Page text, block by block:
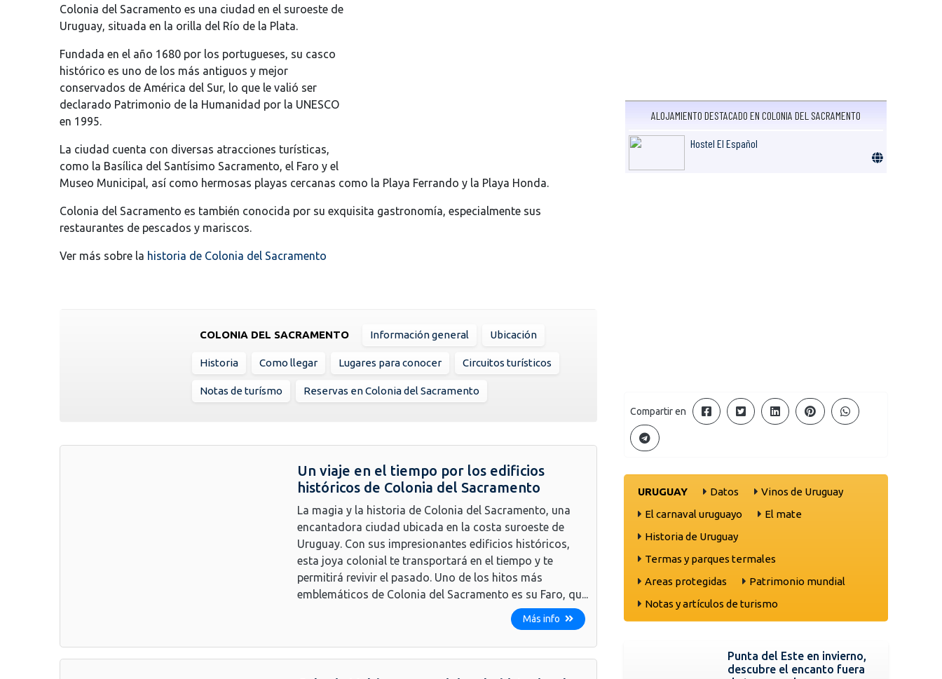
Colonia del Sacramento es una ciudad en el suroeste de
Uruguay, situada en la orilla del Río de la Plata.
Fundada en el año 1680 por los portugueses, su casco
histórico es uno de los más antiguos y mejor
conservados de América del Sur, lo que le valió ser
declarado Patrimonio de la Humanidad por la UNESCO
en 1995.
La ciudad cuenta con diversas atracciones turísticas,
como la Basílica del Santísimo Sacramento, el Faro y el
Museo Municipal, así como hermosas playas cercanas como la Playa Ferrando y la Playa Honda.
Colonia del Sacramento es también conocida por su exquisita gastronomía, especialmente sus
restaurantes de pescados y mariscos.
Ver más sobre la historia de Colonia del Sacramento
COLONIA DEL SACRAMENTO Información general Ubicación
Historia Como llegar Lugares para conocer Circuitos turísticos
Notas de turísmo Reservas en Colonia del Sacramento
Un viaje en el tiempo por los edificios
históricos de Colonia del Sacramento
La magia y la historia de Colonia del Sacramento, una
encantadora ciudad ubicada en la costa suroeste de
Uruguay. Con sus impresionantes edificios históricos,
esta joya colonial te transportará en el tiempo y te
permitirá revivir el pasado. Uno de los hitos más
emblemáticos de Colonia del Sacramento es su Faro, qu...
Más info
ALOJAMIENTO DESTACADO EN COLONIA DEL SACRAMENTO
Hostel El Español
Compartir en
URUGUAY Datos
Vinos de Uruguay
El carnaval uruguayo
El mate
Historia de Uruguay
Termas y parques termales
Areas protegidas
Patrimonio mundial
Notas y artículos de turismo
Punta del Este en invierno,
descubre el encanto fuera